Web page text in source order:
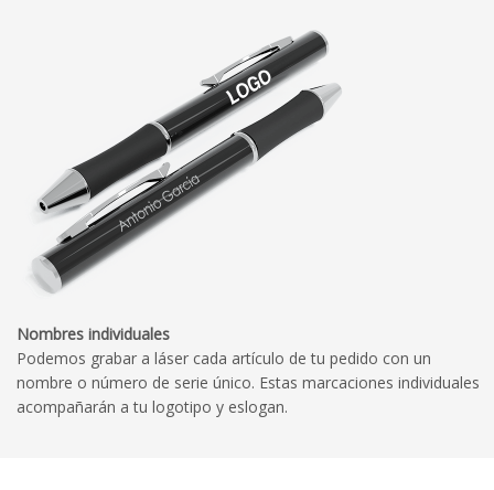
Nombres individuales
Podemos grabar a láser cada artículo de tu pedido con un
nombre o número de serie único. Estas marcaciones individuales
acompañarán a tu logotipo y eslogan.